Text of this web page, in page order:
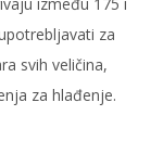
za
svih veličina,
za hlađenje.